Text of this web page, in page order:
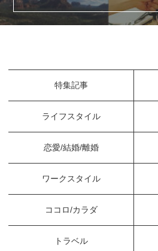
特集記事
ライフスタイル
恋愛/結婚/離婚
ワークスタイル
ココロ/カラダ
トラベル